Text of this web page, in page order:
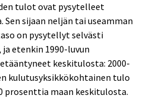
tulot ovat pysytelleet
sijaan neljän tai useamman
on pysytellyt selvästi
etenkin 1990-luvun
keskitulosta: 2000-
kulutusyksikkökohtainen tulo
prosenttia maan keskitulosta.